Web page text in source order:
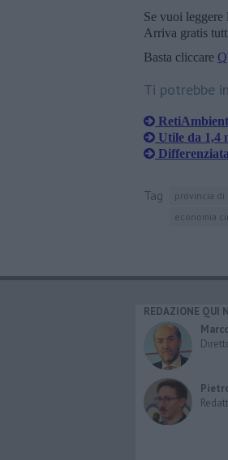
Se vuoi
Arriva gratis
Basta cliccare
Ti potrebbe
Utile da 1,4
Tag provincia di
economia
REDAZIONE QUI